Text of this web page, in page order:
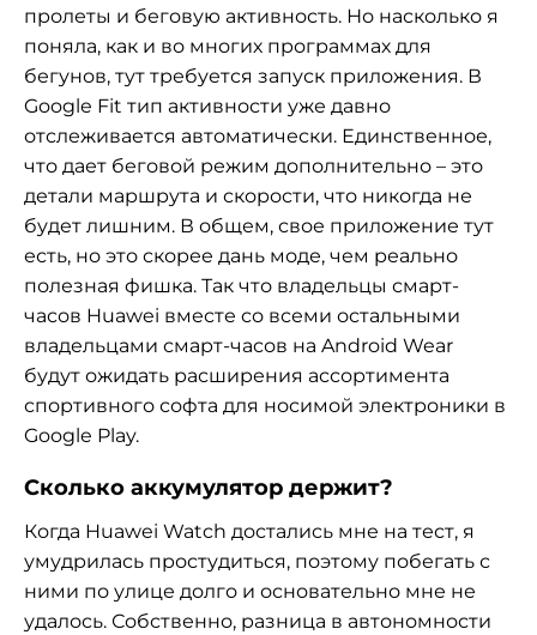
пролеты и беговую активность. Но насколько я
поняла, как и во многих программах для
бегунов, тут требуется запуск приложения. В
Google Fit тип активности уже давно
отслеживается автоматически. Единственное,
что дает беговой режим дополнительно – это
детали маршрута и скорости, что никогда не
будет лишним. В общем, свое приложение тут
есть, но это скорее дань моде, чем реально
полезная фишка. Так что владельцы смарт-
часов Huawei вместе со всеми остальными
владельцами смарт-часов на Android Wear
будут ожидать расширения ассортимента
спортивного софта для носимой электроники в
Google Play.
Сколько аккумулятор держит?
Когда Huawei Watch достались мне на тест, я
умудрилась простудиться, поэтому побегать с
ними по улице долго и основательно мне не
удалось. Собственно, разница в автономности